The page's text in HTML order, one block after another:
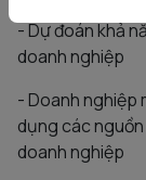
- Dự đoán khả
doanh nghiệp
- Doanh nghiệp
dụng các nguồn
doanh nghiệp